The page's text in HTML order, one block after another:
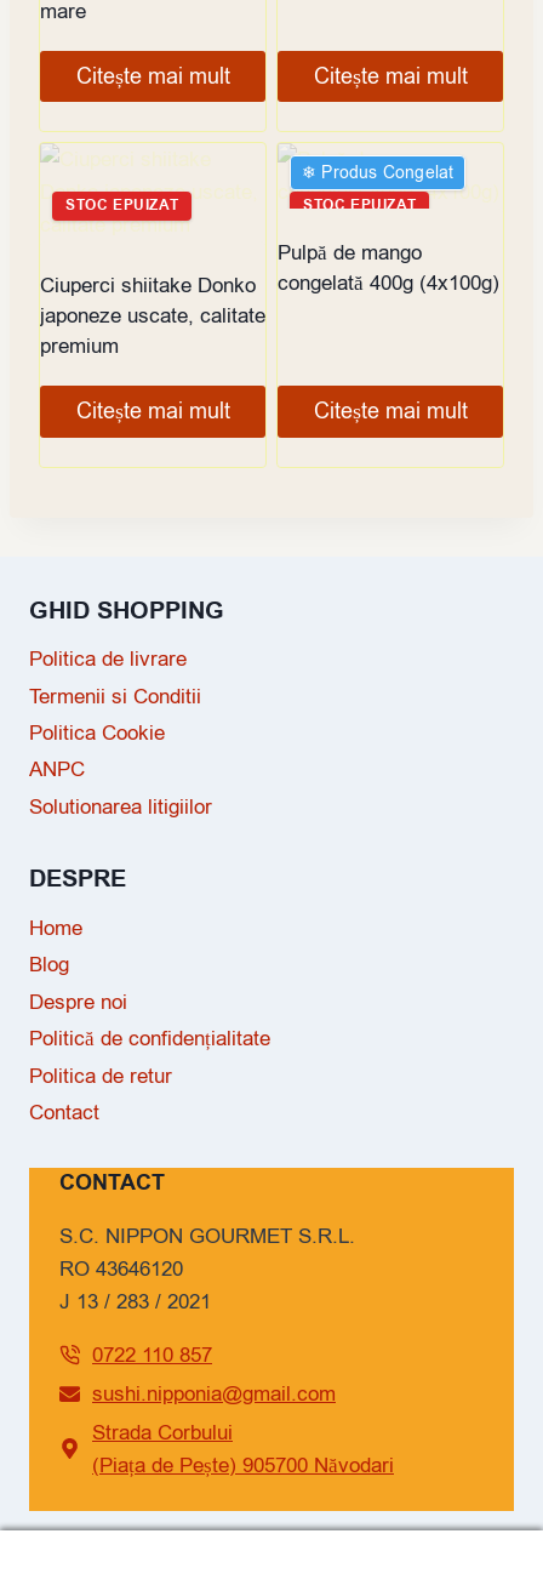
mare
Citește mai mult Citește mai mult
STOC EPUIZAT
Ciuperci shiitake Donko
japoneze uscate, calitate
premium
Citește mai mult
❄︎ Produs Congelat
STOC EPUIZAT
Pulpă de mango
congelată 400g (4x100g)
Citește mai mult
GHID SHOPPING
Politica de livrare
Termenii si Conditii
Politica Cookie
ANPC
Solutionarea litigiilor
DESPRE
Home
Blog
Despre noi
Politică de confidențialitate
Politica de retur
Contact
CONTACT
S.C. NIPPON GOURMET S.R.L.
RO 43646120
J 13 / 283 / 2021
0722 110 857
sushi.nipponia@gmail.com
Strada Corbului
(Piața de Pește) 905700 Năvodari